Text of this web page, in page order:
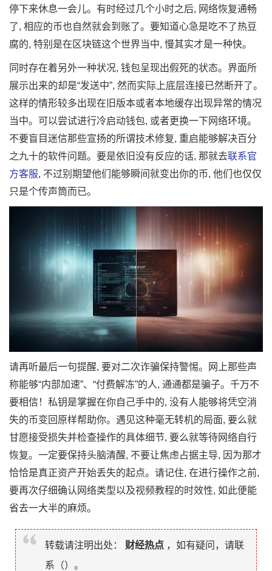
停下来休息一会儿。有时经过几个小时之后, 网络恢复通畅
了, 相应的币也自然就会到账了。要知道心急是吃不了热豆
腐的, 特别是在区块链这个世界当中, 慢其实才是一种快。
同时存在着另外一种状况, 钱包呈现出假死的状态。界面所
展示出来的却是“发送中”, 然而实际上底层连接已然断开了。
这样的情形较多出现在旧版本或者本地缓存出现异常的情况
当中。可以尝试进行冷启动钱包, 或者更换一下网络环境。
不要盲目迷信那些宣扬的所谓技术修复, 重启能够解决百分
之九十的软件问题。要是依旧没有反应的话, 那就去联系官
方客服, 不过别期望他们能够瞬间就变出你的币, 他们也仅仅
只是个传声筒而已。
请再听最后一句提醒, 要对二次诈骗保持警惕。网上那些声
称能够“内部加速”、“付费解冻”的人, 通通都是骗子。千万不
要相信！私钥是掌握在你自己手中的, 没有人能够将凭空消
失的币变回原样帮助你。遇见这种毫无转机的局面, 要么就
甘愿接受损失并检查操作的具体细节, 要么就等待网络自行
恢复。一定要保持头脑清醒, 不要让焦虑占据主导, 因为那才
恰恰是真正资产开始丢失的起点。请记住, 在进行操作之前,
要再次仔细确认网络类型以及视频教程的时效性, 如此便能
省去一大半的麻烦。
转载请注明出处： 财经热点 ，如有疑问，请联
系（）。